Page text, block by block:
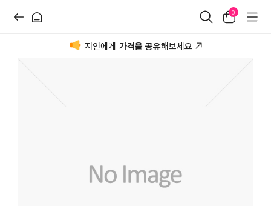
0
지인에게 가격을 공유해보세요